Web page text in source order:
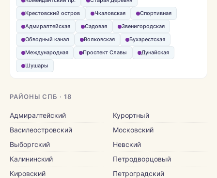
Крестовский остров
Чкаловская
Спортивная
Адмиралтейская
Садовая
Звенигородская
Обводный канал
Волковская
Бухарестская
Международная
Проспект Славы
Дунайская
Шушары
РАЙОНЫ СПБ · 18
Адмиралтейский
Василеостровский
Выборгский
Калининский
Кировский
Курортный
Московский
Невский
Петродворцовый
Петроградский